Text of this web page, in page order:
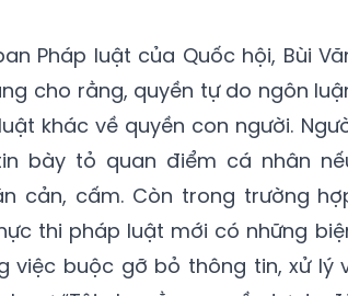
Pháp luật của Quốc hội, Bùi
cho rằng, quyền tự do ngôn
khác về quyền con người.
bày tỏ quan điểm cá nhân
cản, cấm. Còn trong trường
thi pháp luật mới có những
việc buộc gỡ bỏ thông tin, xử lý